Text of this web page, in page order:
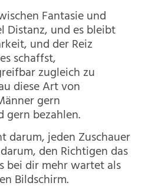
Fantasie und
Distanz, und es bleibt
und der Reiz
schaffst,
zugleich zu
diese Art von
gern
bezahlen.
darum, jeden Zuschauer
den Richtigen das
bei dir mehr wartet als
Bildschirm.